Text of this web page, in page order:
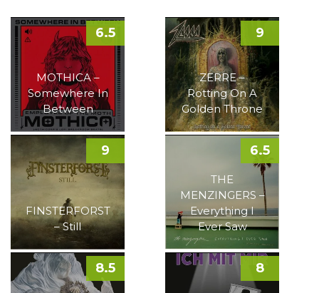
MOTHICA –
Somewhere In
Between
6.5
ZERRE –
Rotting On A
Golden Throne
9
FINSTERFORST
– Still
9
THE
MENZINGERS –
Everything I
Ever Saw
6.5
8.5 8